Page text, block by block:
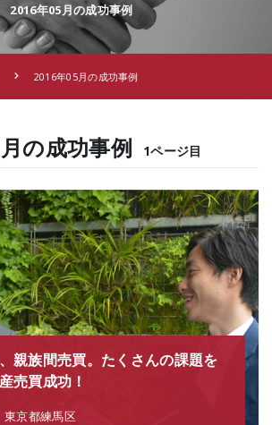
2016年05月の成功事例
2016年05月の成功事例
の成功事例 1ページ目
親族間売買。たくさんの課題を
売買成功！
東京都練馬区